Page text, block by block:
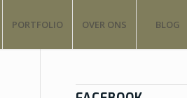
PORTFOLIO OVER ONS BLOG